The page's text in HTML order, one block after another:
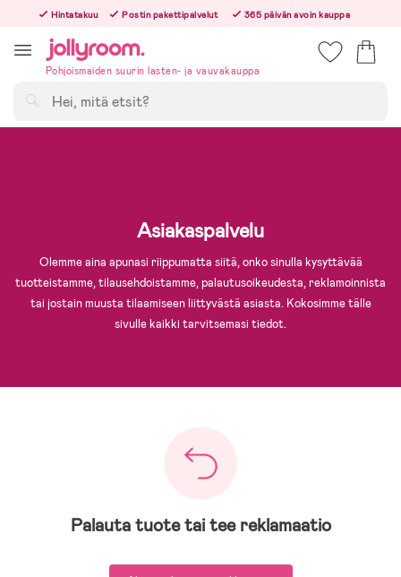
Hoppa
innehållet
Hintatakuu Postin pakettipalvelut
365 päivän avoin kauppa
Tilaa arkisin ennen klo 13.00 – lähetämme tilauksen jo samana päivänä!
Pohjoismaiden suurin lasten- ja vauvakauppa
Asiakaspalvelu
Olemme aina apunasi riippumatta siitä, onko sinulla kysyttävää
tuotteistamme, tilausehdoistamme, palautusoikeudesta, reklamoinnista
tai jostain muusta tilaamiseen liittyvästä asiasta. Kokosimme tälle
sivulle kaikki tarvitsemasi tiedot.
Palauta tuote tai tee reklamaatio